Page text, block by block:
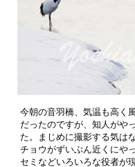
今朝の音羽橋、気温も高く
だったのですが、知人がや
た。まじめに撮影する気は
チョウがずいぶん近くにや
セミなどいろいろな役者が